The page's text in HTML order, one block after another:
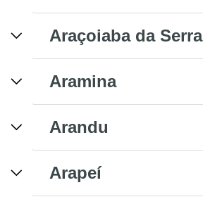
Araçoiaba da Serra
Aramina
Arandu
Arapeí